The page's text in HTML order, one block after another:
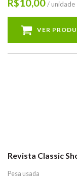
R$10,00/ unidade
VER
Revista Classic
Pesa usada